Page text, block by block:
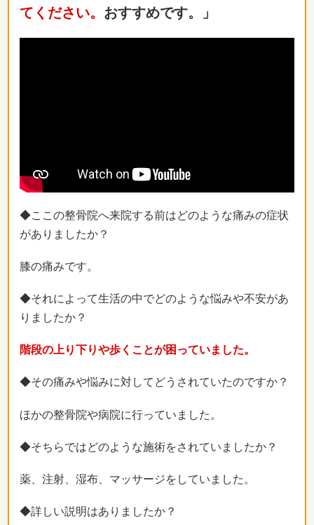
てください。 おすすめです。」
◆ここの整骨院へ来院する前はどのような痛みの症状
がありましたか？
膝の痛みです。
◆それによって生活の中でどのような悩みや不安があ
りましたか？
階段の上り下りや歩くことが困っていました。
◆その痛みや悩みに対してどうされていたのですか？
ほかの整骨院や病院に行っていました。
◆そちらではどのような施術をされていましたか？
薬、注射、湿布、マッサージをしていました。
◆詳しい説明はありましたか？